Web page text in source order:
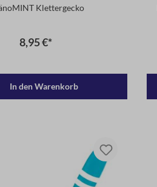
Klettergecko
8,95 €*
In den Warenkorb